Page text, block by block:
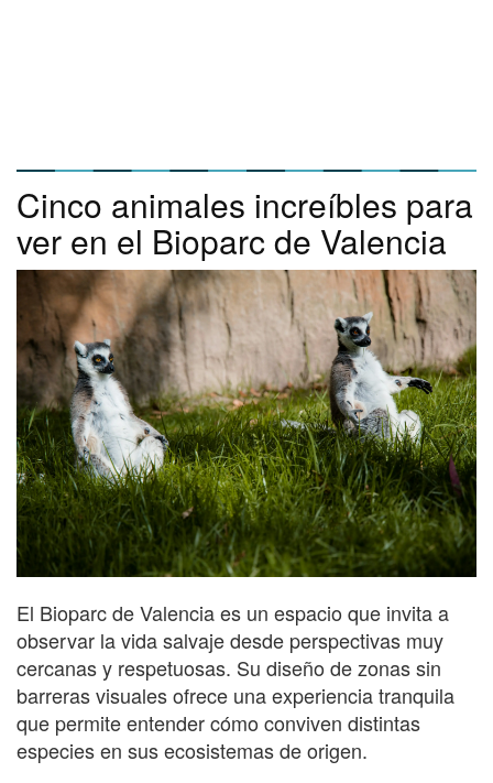
Cinco animales increíbles para
ver en el Bioparc de Valencia
El Bioparc de Valencia es un espacio que invita a
observar la vida salvaje desde perspectivas muy
cercanas y respetuosas. Su diseño de zonas sin
barreras visuales ofrece una experiencia tranquila
que permite entender cómo conviven distintas
especies en sus ecosistemas de origen.